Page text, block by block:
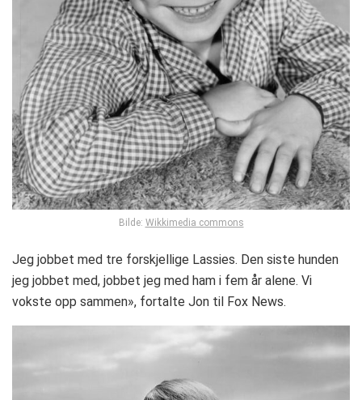
Bilde: Wikkimedia commons
Jeg jobbet med tre forskjellige Lassies. Den siste hunden
jeg jobbet med, jobbet jeg med ham i fem år alene. Vi
vokste opp sammen», fortalte Jon til Fox News.